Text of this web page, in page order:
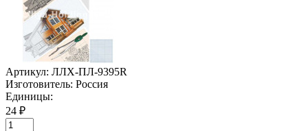
Артикул: ЛЛХ-ПЛ-9395R
Изготовитель: Россия
Единицы:
24 ₽